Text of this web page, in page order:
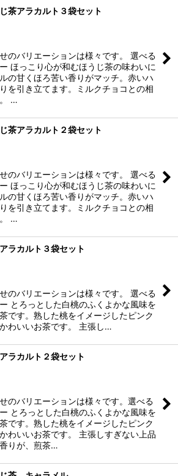
茶アラカルト３袋セット
のバリエーションは様々です。 選べる
ほっこり心が和むほうじ茶の味わいに
の甘くほろ苦い香りがマッチ。赤いハ
を引き立てます。ミルクチョコとの相
…
茶アラカルト２袋セット
のバリエーションは様々です。 選べる
ほっこり心が和むほうじ茶の味わいに
の甘くほろ苦い香りがマッチ。赤いハ
を引き立てます。ミルクチョコとの相
…
ラカルト３袋セット
のバリエーションは様々です。 選べる
とろっとした白桃のふくよかな風味を
です。熟した桃をイメージしたピンク
わいいお茶です。 主張し…
ラカルト２袋セット
のバリエーションは様々です。選べる
とろっとした白桃のふくよかな風味を
です。熟した桃をイメージしたピンク
わいいお茶です。 主張しすぎない上品
りが、煎茶…